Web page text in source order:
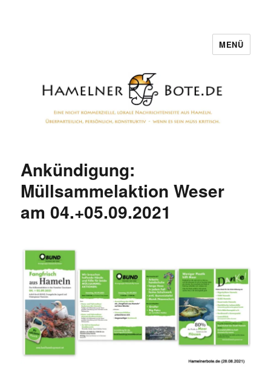
MENÜ
Ankündigung:
Müllsammelaktion Weser
am 04.+05.09.2021